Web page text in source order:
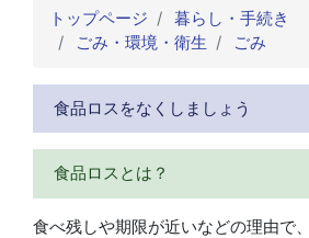
トップページ
暮らし・手続き
ごみ・環境・衛生
ごみ
食品ロスをなくしましょう
食品ロスとは？
食べ残しや期限が近いなどの理由で